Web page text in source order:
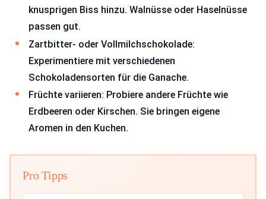
knusprigen Biss hinzu. Walnüsse oder Haselnüsse
passen gut.
Zartbitter- oder Vollmilchschokolade:
Experimentiere mit verschiedenen
Schokoladensorten für die Ganache.
Früchte variieren: Probiere andere Früchte wie
Erdbeeren oder Kirschen. Sie bringen eigene
Aromen in den Kuchen.
Pro Tipps